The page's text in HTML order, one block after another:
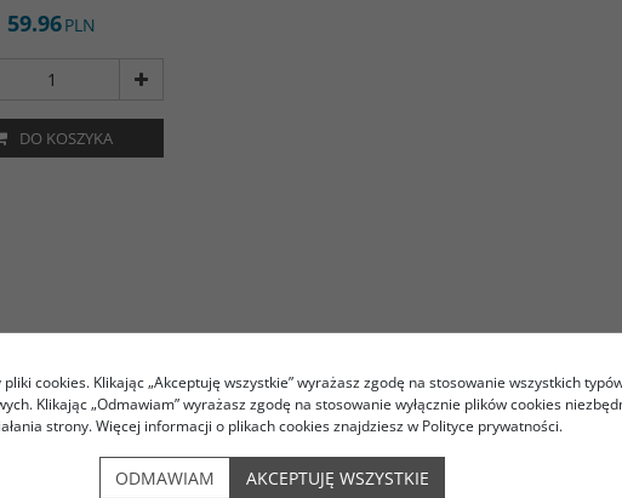
59.96PLN
DO KOSZYKA
cookies. Klikając „Akceptuję wszystkie” wyrażasz zgodę na stosowanie wszystkich
Klikając „Odmawiam” wyrażasz zgodę na stosowanie wyłącznie plików cookies
strony. Więcej informacji o plikach cookies znajdziesz w Polityce prywatności.
ODMAWIAM AKCEPTUJĘ WSZYSTKIE